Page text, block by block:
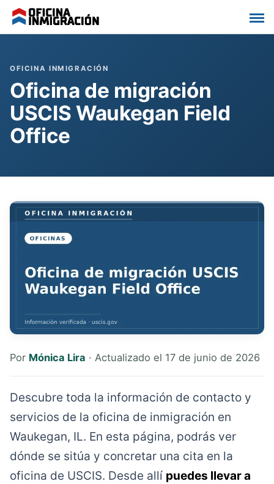
Saltar
contenido
Oficina de migración
USCIS Waukegan Field
Office
Por Mónica Lira · Actualizado el 17 de junio de 2026
Descubre toda la información de contacto y
servicios de la oficina de inmigración en
Waukegan, IL. En esta página, podrás ver
dónde se sitúa y concretar una cita en la
oficina de USCIS. Desde allí puedes llevar a